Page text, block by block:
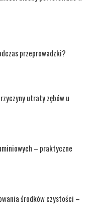
przeprowadzki?
utraty zębów u
– praktyczne
środków czystości –